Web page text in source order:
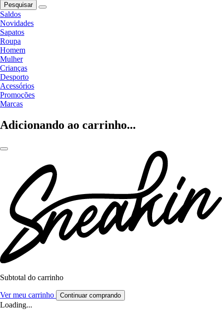
Pesquisar
Saldos
Novidades
Sapatos
Roupa
Homem
Mulher
Crianças
Desporto
Acessórios
Promoções
Marcas
Adicionando ao carrinho...
Subtotal do carrinho
Ver meu carrinho Continuar comprando
Loading...